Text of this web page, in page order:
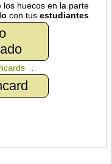
los huecos en la parte
con tusestudiantes